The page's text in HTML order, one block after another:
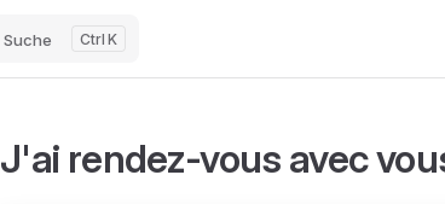
Suche K
J'ai rendez-vous avec